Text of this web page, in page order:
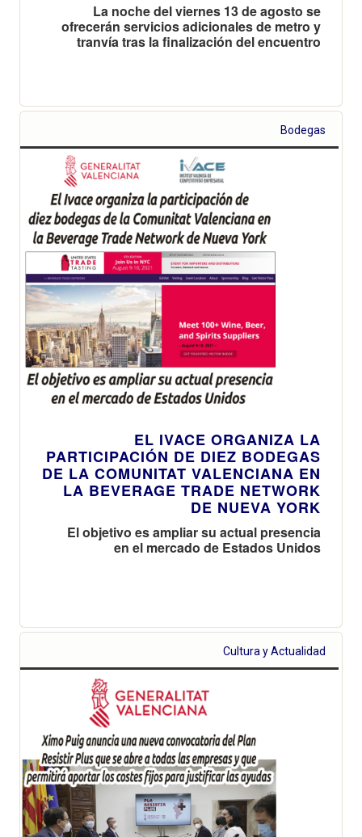
La noche del viernes 13 de agosto se
ofrecerán servicios adicionales de metro y
tranvía tras la finalización del encuentro
Bodegas
EL IVACE ORGANIZA LA
PARTICIPACIÓN DE DIEZ BODEGAS
DE LA COMUNITAT VALENCIANA EN
LA BEVERAGE TRADE NETWORK
DE NUEVA YORK
El objetivo es ampliar su actual presencia
en el mercado de Estados Unidos
Cultura y Actualidad